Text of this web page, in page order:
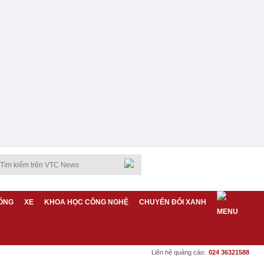
XE KHOA HỌC CÔNG NGHỆ CHUYỂN ĐỔI XANH
Liên hệ quảng cáo: 024 36321588